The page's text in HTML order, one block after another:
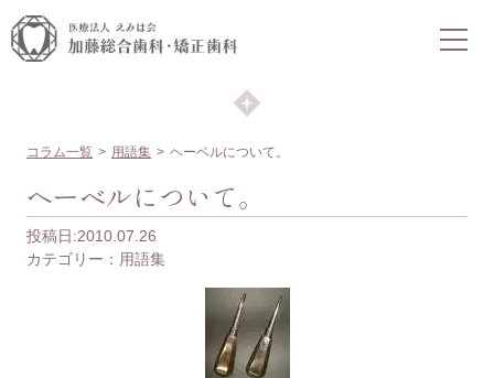
COLUMN
コラム
コラム一覧 用語集 ヘーベルについて。
ヘーベルについて。
投稿日:2010.07.26
カテゴリー： 用語集